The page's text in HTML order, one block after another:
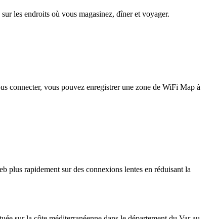
les endroits où vous magasinez, dîner et voyager.
connecter, vous pouvez enregistrer une zone de WiFi Map à
plus rapidement sur des connexions lentes en réduisant la